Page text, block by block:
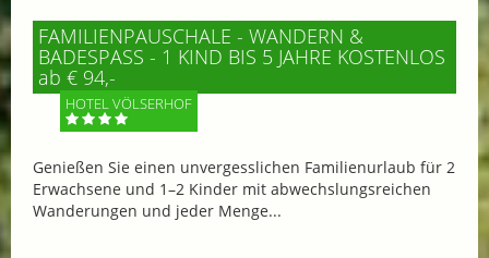
FAMILIENPAUSCHALE - WANDERN &
BADESPASS - 1 KIND BIS 5 JAHRE KOSTENLOS
ab € 94,-
HOTEL VÖLSERHOF
Genießen Sie einen unvergesslichen Familienurlaub für 2
Erwachsene und 1–2 Kinder mit abwechslungsreichen
Wanderungen und jeder Menge...